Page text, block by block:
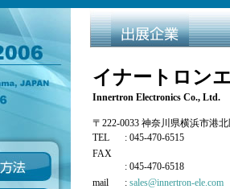
イナートロン
Innertron Electronics Co., Ltd.
〒222-0033 神奈川県横浜市港
TEL
: 045-470-6515
FAX
: 045-470-6518
mail
: sales@innertron-ele.com